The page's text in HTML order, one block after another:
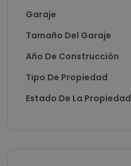
Garaje
Tamaño Del Garaje
Año De Construcción
Tipo De Propiedad
Estado De La Propiedad